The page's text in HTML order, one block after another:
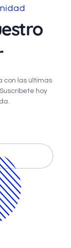
con las últimas
hoy